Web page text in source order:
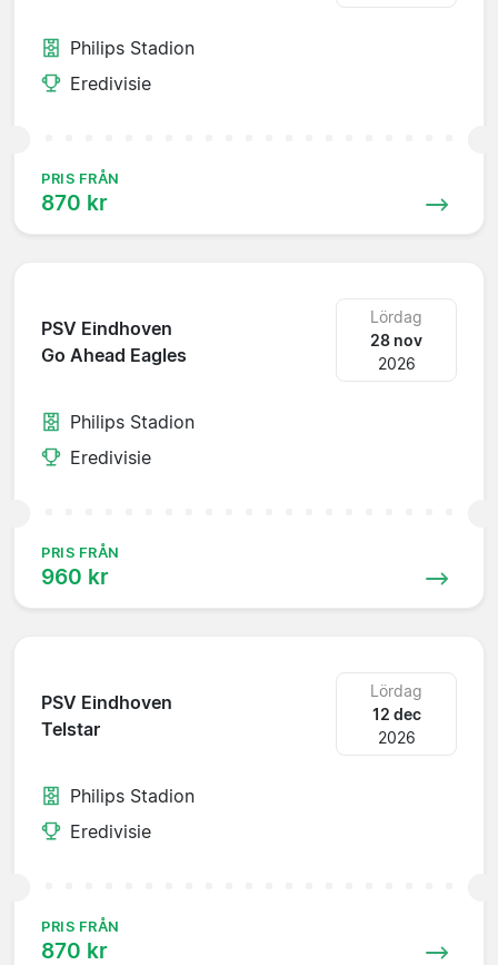
Philips Stadion
Eredivisie
PRIS FRÅN
870 kr
PSV Eindhoven
Go Ahead Eagles
Lördag
28 nov
2026
Philips Stadion
Eredivisie
PRIS FRÅN
960 kr
PSV Eindhoven
Telstar
Lördag
12 dec
2026
Philips Stadion
Eredivisie
PRIS FRÅN
870 kr